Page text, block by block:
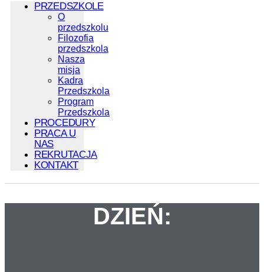
PRZEDSZKOLE
O
przedszkolu
Filozofia
przedszkola
Nasza
misja
Kadra
Przedszkola
Program
Przedszkola
PROCEDURY
PRACA U
NAS
REKRUTACJA
KONTAKT
DZIEŃ: